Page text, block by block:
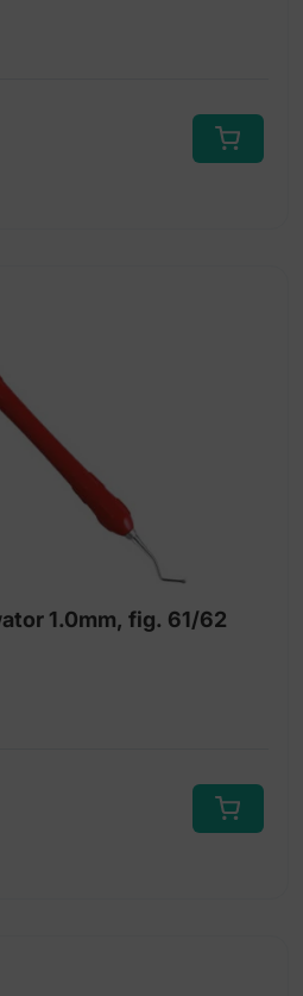
1.0mm, fig. 61/62